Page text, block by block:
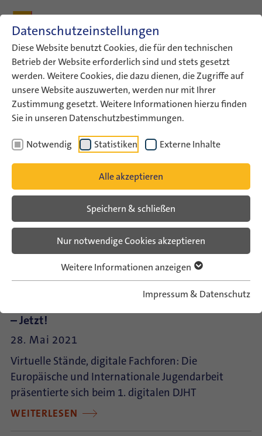
Datenschutzeinstellungen
Diese Website benutzt Cookies, die für den technischen
Betrieb der Website erforderlich sind und stets gesetzt
werden. Weitere Cookies, die dazu dienen, die Zugriffe auf
unsere Website auszuwerten, werden nur mit Ihrer
Zustimmung gesetzt. Weitere Informationen hierzu finden
Sie in unseren Datenschutzbestimmungen.
Notwendig Statistiken Externe Inhalte
Alle akzeptieren
Speichern & schließen
Nur notwendige Cookies akzeptieren
Weitere Informationen anzeigen
Impressum & Datenschutz
ConAct Über uns Archiv
Veranstaltungsarchiv
Veranstaltungsarchiv Liste
Veranstaltungsarchiv
– Jetzt!
28. Mai 2021
Virtuelle Stände, digitale Fachforen: Die
Europäische und Internationale Jugendarbeit
präsentierte sich beim 1. digitalen DJHT
WEITERLESEN